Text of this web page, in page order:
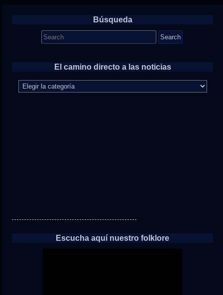
Búsqueda
Search
for:
El camino directo a las noticias
camino
Escucha aquí nuestro folklore